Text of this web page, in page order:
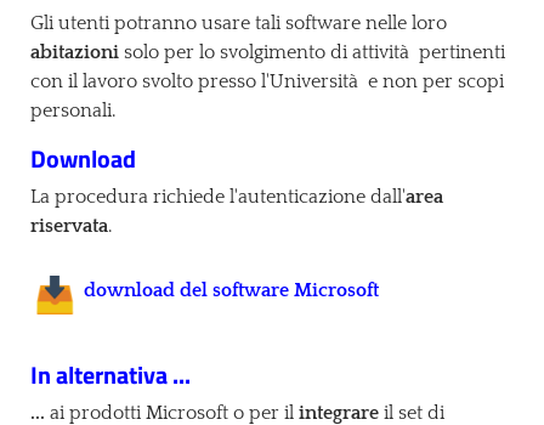
Gli utenti potranno usare tali software nelle loro
abitazioni solo per lo svolgimento di attività pertinenti
con il lavoro svolto presso l'Università e non per scopi
personali.
Download
La procedura richiede l'autenticazione dall'area
riservata.
download del software Microsoft
In alternativa ...
... ai prodotti Microsoft o per il integrare il set di